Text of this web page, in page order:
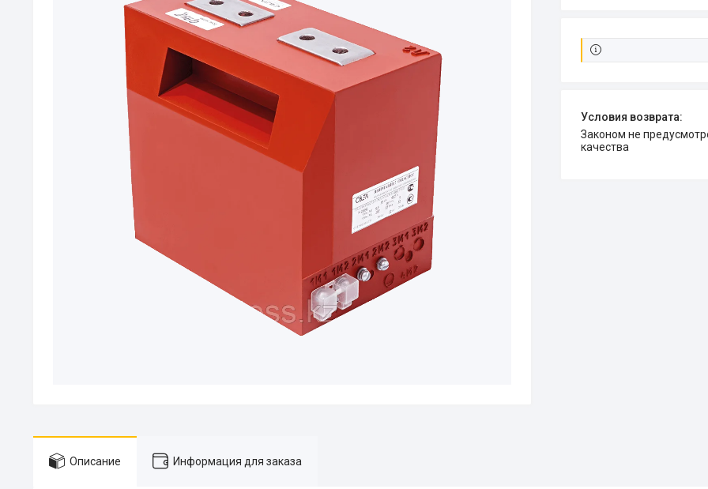
Законом не предусмотрен возврат и обмен данного товара надлежащего
качества
Описание Информация для заказа